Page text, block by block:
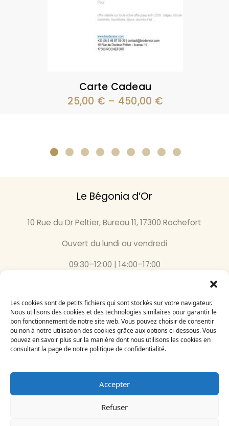
Les cookies sont de petits fichiers qui sont stockés sur votre navigateur.
Nous utilisons des cookies et des technologies similaires pour garantir le
bon fonctionnement de notre site web. Vous pouvez choisir de consentir
ou non à notre utilisation des cookies grâce aux options ci-dessous. Vous
pouvez en savoir plus sur la manière dont nous utilisons les cookies en
consultant la page de notre politique de confidentialité.
Accepter
Refuser
Carte Cadeau
25,00 € – 450,00 €
Le Bégonia d’Or
10 Rue du Dr Peltier, Bureau 11, 17300 Rochefort
Ouvert du lundi au vendredi
09:30–12:00 | 14:00–17:00
Inscrivez-vous
à notre newsletter
Le Bégonia d’Or 2024